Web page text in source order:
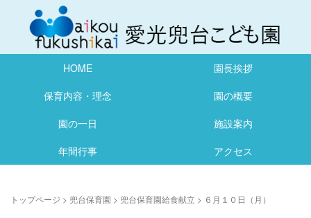
HOME
園長挨拶
保育内容・理念
園の概要
園の一日
施設案内
年間行事
アクセス
トップページ > 兜台保育園 > 兜台保育園給食献立 > ６月１０日（月）